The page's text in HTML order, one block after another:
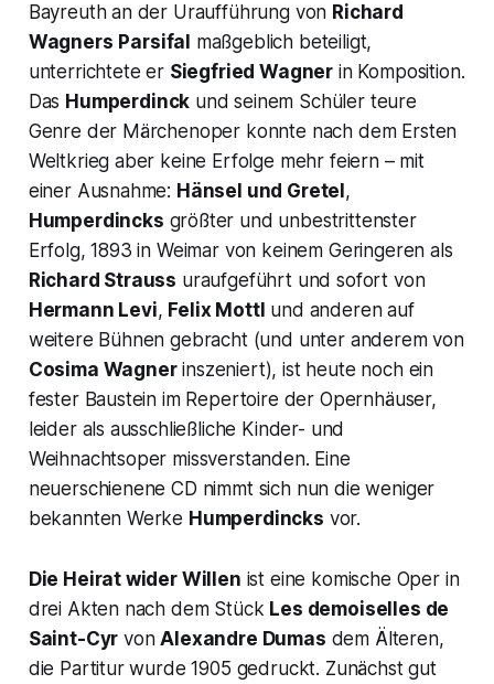
Bayreuth an der Uraufführung von Richard
Wagners Parsifal maßgeblich beteiligt,
unterrichtete er Siegfried Wagner in Komposition.
Das Humperdinck und seinem Schüler teure
Genre der Märchenoper konnte nach dem Ersten
Weltkrieg aber keine Erfolge mehr feiern – mit
einer Ausnahme: Hänsel und Gretel ,
Humperdincks größter und unbestrittenster
Erfolg, 1893 in Weimar von keinem Geringeren als
Richard Strauss uraufgeführt und sofort von
Hermann Levi, Felix Mottl und anderen auf
weitere Bühnen gebracht (und unter anderem von
Cosima Wagnerinszeniert), ist heute noch ein
fester Baustein im Repertoire der Opernhäuser,
leider als ausschließliche Kinder- und
Weihnachtsoper missverstanden. Eine
neuerschienene CD nimmt sich nun die weniger
bekannten Werke Humperdincks vor.
Die Heirat wider Willen ist eine komische Oper in
drei Akten nach dem Stück Les demoiselles de
Saint-Cyr vonAlexandre Dumas dem Älteren,
die Partitur wurde 1905 gedruckt. Zunächst gut